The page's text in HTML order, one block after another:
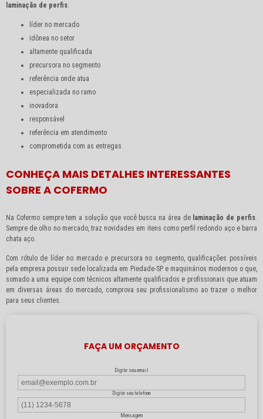
laminação de perfis:
líder no mercado
idônea no setor
altamente qualificada
precursora no segmento
referência onde atua
especializada no ramo
inovadora
responsável
referência em atendimento
comprometida com as entregas
CONHEÇA MAIS DETALHES INTERESSANTES
SOBRE A COFERMO
Na Cofermo sempre tem a solução que você busca na área de laminação de perfis.
Sempre de olho no mercado, traz novidades em itens como perfil redondo aço e barra
chata aço.
Com rótulo de líder no mercado e precursora no segmento, qualificações possíveis
pela empresa possuir sede localizada em Piedade-SP e maquinários modernos o que,
somado a uma equipe com técnicos altamente qualificados e profissionais que atuam
em diversas áreas do mercado, comprova seu profissionalismo ao trazer o melhor
para seus clientes.
FAÇA UM ORÇAMENTO
Digite seu email
Digite seu telefone
Mensagem